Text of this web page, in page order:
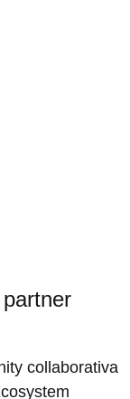
collaborativa